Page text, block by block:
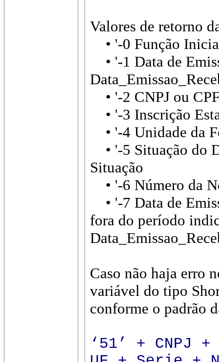
Valores de retorno
• '-0 Função
• '-1 Data de
• '-2 CNPJ ou
• '-3 Inscrição
• '-4 Unidade da
• '-5 Situação do
Situação
• '-6 Número da
• '-7 Data de
fora do período
Caso não haja erro
variável do tipo
conforme o padrão
‘51’ + CNPJ